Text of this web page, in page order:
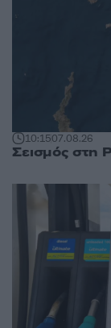
10:1507.08.26
Σεισμός στη